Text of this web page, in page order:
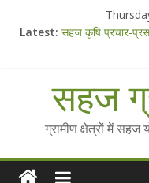
Latest: सहज कृषि प्रचार-
Standee
Chalo Gaon Ki
Collected Talks
सहज
ग्रामीण क्षेत्रों में सहज